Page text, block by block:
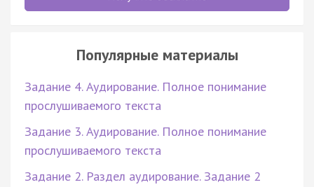
Популярные материалы
Задание 4. Аудирование. Полное понимание
прослушиваемого текста
Задание 3. Аудирование. Полное понимание
прослушиваемого текста
Задание 2. Раздел аудирование. Задание 2